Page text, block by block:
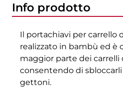
Info prodotto
Il portachiavi per carrello
realizzato in bambù ed è
maggior parte dei carrelli
consentendo di
gettoni.